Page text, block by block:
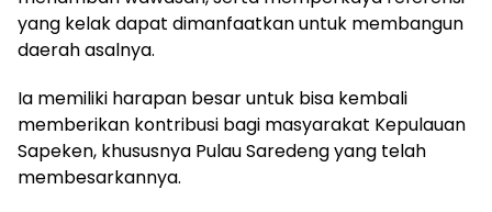
yang kelak dapat dimanfaatkan untuk membangun
daerah asalnya.
Ia memiliki harapan besar untuk bisa kembali
memberikan kontribusi bagi masyarakat Kepulauan
Sapeken, khususnya Pulau Saredeng yang telah
membesarkannya.